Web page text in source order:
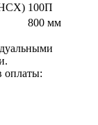
100П
800 мм
оплаты: